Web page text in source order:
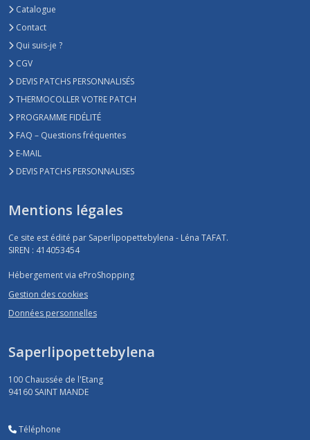
Catalogue
Contact
Qui suis-je ?
CGV
DEVIS PATCHS PERSONNALISÉS
THERMOCOLLER VOTRE PATCH
PROGRAMME FIDÉLITÉ
FAQ – Questions fréquentes
E-MAIL
DEVIS PATCHS PERSONNALISES
Mentions légales
Ce site est édité par Saperlipopettebylena - Léna TAFAT.
SIREN : 414053454
Hébergement via eProShopping
Gestion des cookies
Données personnelles
Saperlipopettebylena
100 Chaussée de l'Etang
94160 SAINT MANDE
Téléphone